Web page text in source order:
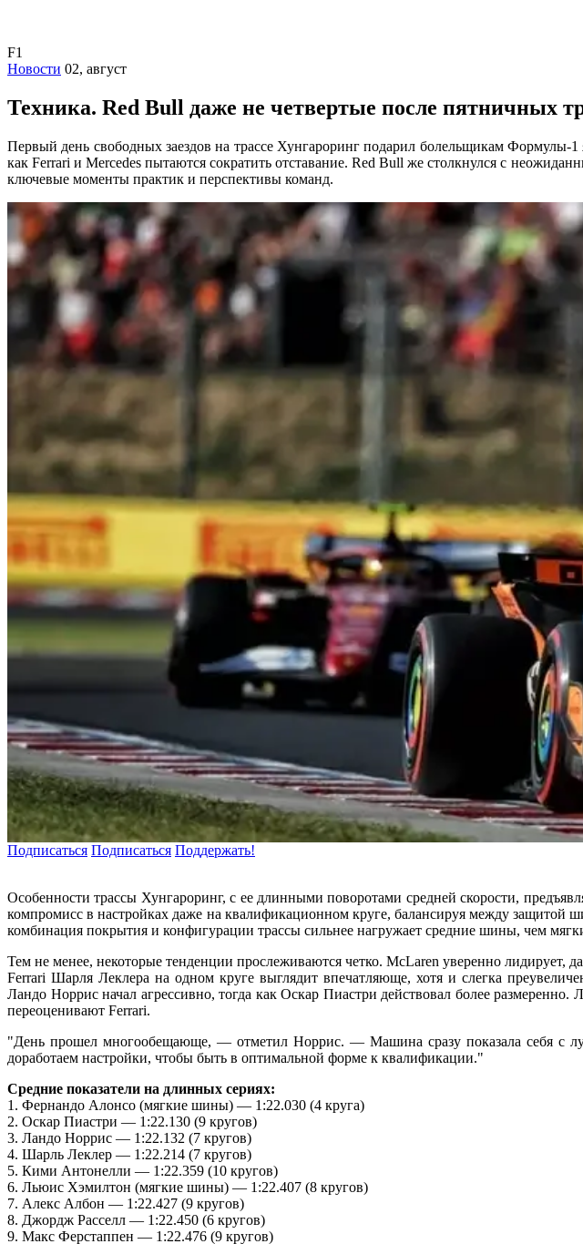
F1
Новости 02, август
Техника. Red Bull даже не четвертые после пятничных
Первый день свободных заездов на трассе Хунгароринг подарил болельщикам Формулы-
как Ferrari и Mercedes пытаются сократить отставание. Red Bull же столкнулся с
ключевые моменты практик и перспективы команд.
Подписаться Подписаться Поддержать!
Особенности трассы Хунгароринг, с ее длинными поворотами средней скорости,
компромисс в настройках даже на квалификационном круге, балансируя между защитой
комбинация покрытия и конфигурации трассы сильнее нагружает средние шины, чем
Тем не менее, некоторые тенденции прослеживаются четко. McLaren уверенно лидирует,
Ferrari Шарля Леклера на одном круге выглядит впечатляюще, хотя и слегка
Ландо Норрис начал агрессивно, тогда как Оскар Пиастри действовал более
переоценивают Ferrari.
"День прошел многообещающе, — отметил Норрис. — Машина сразу показала себя с
доработаем настройки, чтобы быть в оптимальной форме к квалификации."
Средние показатели на длинных сериях:
1. Фернандо Алонсо (мягкие шины) — 1:22.030 (4 круга)
2. Оскар Пиастри — 1:22.130 (9 кругов)
3. Ландо Норрис — 1:22.132 (7 кругов)
4. Шарль Леклер — 1:22.214 (7 кругов)
5. Кими Антонелли — 1:22.359 (10 кругов)
6. Льюис Хэмилтон (мягкие шины) — 1:22.407 (8 кругов)
7. Алекс Албон — 1:22.427 (9 кругов)
8. Джордж Расселл — 1:22.450 (6 кругов)
9. Макс Ферстаппен — 1:22.476 (9 кругов)